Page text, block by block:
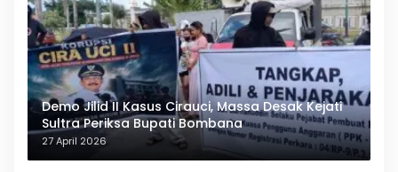
Demo Jilid II Kasus Cirauci, Massa Desak Kejati
Sultra Periksa Bupati Bombana
27 April 2026